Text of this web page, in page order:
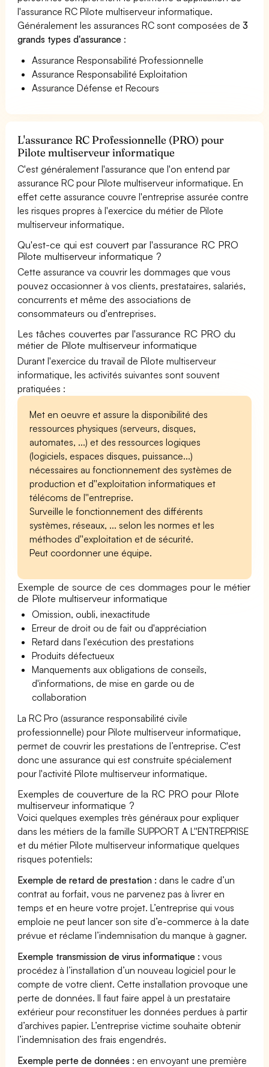
l'assurance RC Pilote multiserveur informatique.
Généralement les assurances RC sont composées de3
grands types d'assurance :
Assurance Responsabilité Professionnelle
Assurance Responsabilité Exploitation
Assurance Défense et Recours
L'assurance RC Professionnelle (PRO) pour
Pilote multiserveur informatique
C'est généralement l'assurance que l'on entend par
assurance RC pour Pilote multiserveur informatique. En
effet cette assurance couvre l'entreprise assurée contre
les risques propres à l'exercice du métier de Pilote
multiserveur informatique.
Qu'est-ce qui est couvert par l'assurance RC PRO
Pilote multiserveur informatique ?
Cette assurance va couvrir les dommages que vous
pouvez occasionner à vos clients, prestataires, salariés,
concurrents et même des associations de
consommateurs ou d'entreprises.
Les tâches couvertes par l'assurance RC PRO du
métier de Pilote multiserveur informatique
Durant l'exercice du travail de Pilote multiserveur
informatique, les activités suivantes sont souvent
pratiquées :
Met en oeuvre et assure la disponibilité des
ressources physiques (serveurs, disques,
automates, ...) et des ressources logiques
(logiciels, espaces disques, puissance...)
nécessaires au fonctionnement des systèmes de
production et d''exploitation informatiques et
télécoms de l''entreprise.
Surveille le fonctionnement des différents
systèmes, réseaux, ... selon les normes et les
méthodes d''exploitation et de sécurité.
Peut coordonner une équipe.
Exemple de source de ces dommages pour le métier
de Pilote multiserveur informatique
Omission, oubli, inexactitude
Erreur de droit ou de fait ou d'appréciation
Retard dans l'exécution des prestations
Produits défectueux
Manquements aux obligations de conseils,
d'informations, de mise en garde ou de
collaboration
La RC Pro (assurance responsabilité civile
professionnelle) pour Pilote multiserveur informatique,
permet de couvrir les prestations de l’entreprise. C'est
donc une assurance qui est construite spécialement
pour l'activité Pilote multiserveur informatique.
Exemples de couverture de la RC PRO pour Pilote
multiserveur informatique ?
Voici quelques exemples très généraux pour expliquer
dans les métiers de la famille SUPPORT A L''ENTREPRISE
et du métier Pilote multiserveur informatique quelques
risques potentiels:
Exemple de retard de prestation : dans le cadre d’un
contrat au forfait, vous ne parvenez pas à livrer en
temps et en heure votre projet. L’entreprise qui vous
emploie ne peut lancer son site d’e-commerce à la date
prévue et réclame l’indemnisation du manque à gagner.
Exemple transmission de virus informatique : vous
procédez à l’installation d’un nouveau logiciel pour le
compte de votre client. Cette installation provoque une
perte de données. Il faut faire appel à un prestataire
extérieur pour reconstituer les données perdues à partir
d’archives papier. L’entreprise victime souhaite obtenir
l’indemnisation des frais engendrés.
Exemple perte de données : en envoyant une première